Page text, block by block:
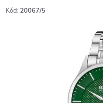
Kód: 20067/5